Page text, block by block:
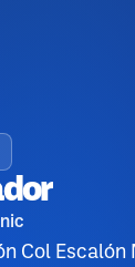
Col Escalón